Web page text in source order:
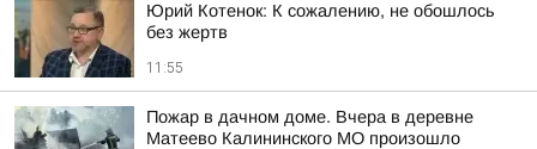
Юрий Котенок: К сожалению, не обошлось
без жертв
11:55
Пожар в дачном доме. Вчера в деревне
Матеево Калининского МО произошло